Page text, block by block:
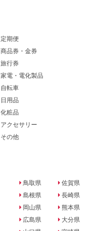
定期便
商品券・金券
旅行券
家電・電化製品
自転車
日用品
化粧品
アクセサリー
その他
鳥取県
島根県
岡山県
広島県
佐賀県
長崎県
熊本県
大分県